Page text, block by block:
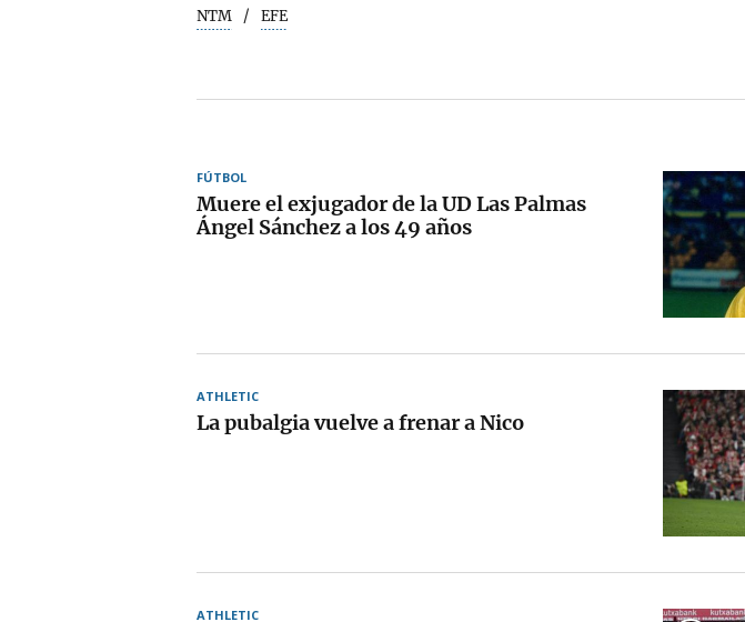
NTM EFE
FÚTBOL
Muere el exjugador de la UD Las Palmas
Ángel Sánchez a los 49 años
ATHLETIC
La pubalgia vuelve a frenar a Nico
ATHLETIC